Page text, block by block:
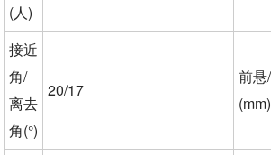
(人)
接近
角/
离去
角(°)
20/17
前
(mm)